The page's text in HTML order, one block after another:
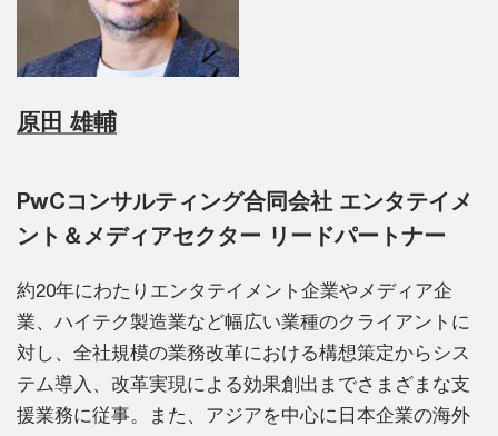
原田 雄輔
PwCコンサルティング合同会社 エンタテイメ
ント＆メディアセクター リードパートナー
約20年にわたりエンタテイメント企業やメディア企
業、ハイテク製造業など幅広い業種のクライアントに
対し、全社規模の業務改革における構想策定からシス
テム導入、改革実現による効果創出までさまざまな支
援業務に従事。また、アジアを中心に日本企業の海外